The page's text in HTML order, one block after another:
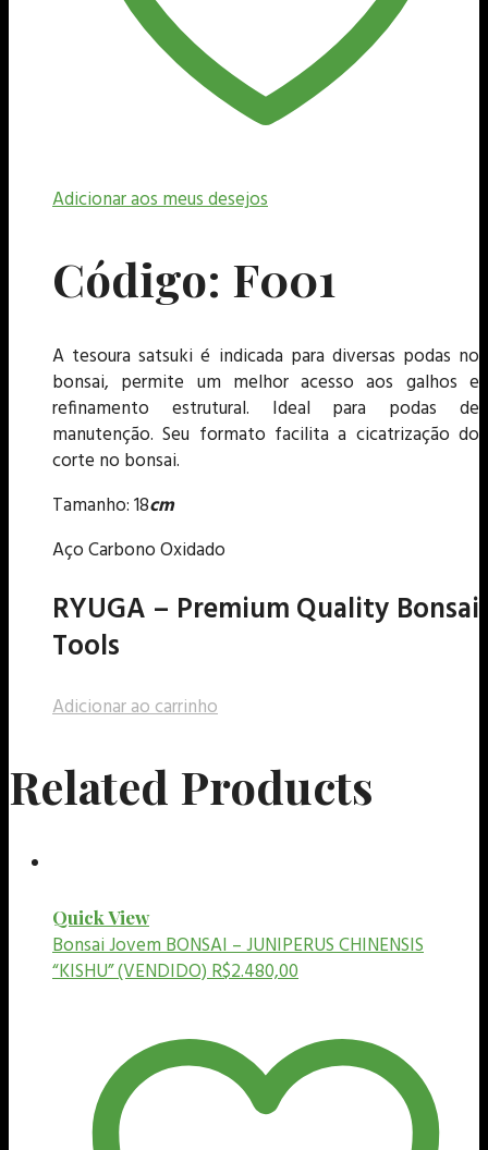
Adicionar aos meus desejos
Código: F001
A tesoura satsuki é indicada para diversas podas no
bonsai, permite um melhor acesso aos galhos e
refinamento estrutural. Ideal para podas de
manutenção. Seu formato facilita a cicatrização do
corte no bonsai.
Tamanho: 18cm
Aço Carbono Oxidado
RYUGA – Premium Quality Bonsai
Tools
Adicionar ao carrinho
Related Products
Quick View
Bonsai JovemBONSAI – JUNIPERUS CHINENSIS
“KISHU” (VENDIDO)R$2.480,00